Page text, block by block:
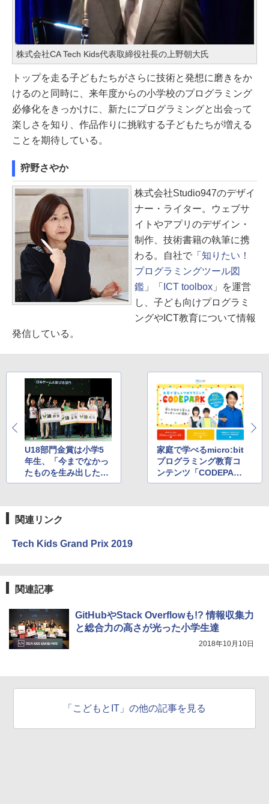
株式会社CA Tech Kids代表取締役社長の上野朝大氏
トップを走る子どもたちがさらに技術と発想に磨きをか
けるのと同時に、来年度からの小学校のプログラミング
必修化をきっかけに、新たにプログラミングと出会って
楽しさを知り、作品作りに挑戦する子どもたちが増える
ことを期待している。
狩野さやか
株式会社Studio947のデザイ
ナー・ライター。ウェブサ
イトやアプリのデザイン・
制作、技術書籍の執筆に携
わる。自社で「 知りたい！
プログラミングツール図
鑑」「 ICT toolbox」を運営
し、子ども向けプログラミ
ングやICT教育について情報
発信している。
U18部門金賞は小学5
年生、「今までなかっ
たものを生み出した工
夫」を高く評価
家庭で学べるmicro:bit
プログラミング教育コ
ンテンツ「CODEPAR
K」がオープン！
関連リンク
Tech Kids Grand Prix 2019
関連記事
GitHubやStack Overflowも!? 情報収集力
と総合力の高さが光った小学生達
2018年10月10日
「こどもとIT」の他の記事を見る